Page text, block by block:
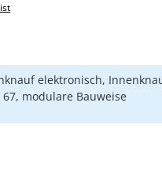
elektronisch,
67, modulare Bauweise